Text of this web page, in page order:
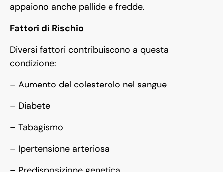
appaiono anche pallide e fredde.
Fattori di Rischio
Diversi fattori contribuiscono a questa
condizione:
– Aumento del colesterolo nel sangue
– Diabete
– Tabagismo
– Ipertensione arteriosa